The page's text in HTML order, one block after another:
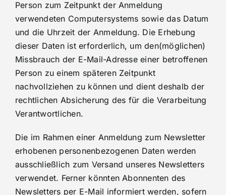
Person zum Zeitpunkt der Anmeldung
verwendeten Computersystems sowie das Datum
und die Uhrzeit der Anmeldung. Die Erhebung
dieser Daten ist erforderlich, um den(möglichen)
Missbrauch der E-Mail-Adresse einer betroffenen
Person zu einem späteren Zeitpunkt
nachvollziehen zu können und dient deshalb der
rechtlichen Absicherung des für die Verarbeitung
Verantwortlichen.
Die im Rahmen einer Anmeldung zum Newsletter
erhobenen personenbezogenen Daten werden
ausschließlich zum Versand unseres Newsletters
verwendet. Ferner könnten Abonnenten des
Newsletters per E-Mail informiert werden, sofern